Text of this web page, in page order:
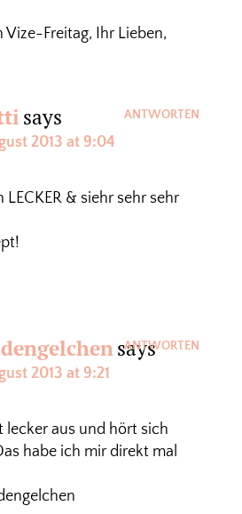
Freitag, Ihr Lieben,
says
2013 at 9:04
& siehr sehr sehr
ANTWORTEN
says
2013 at 9:21
lecker aus und hört sich
habe ich mir direkt mal
ANTWORTEN